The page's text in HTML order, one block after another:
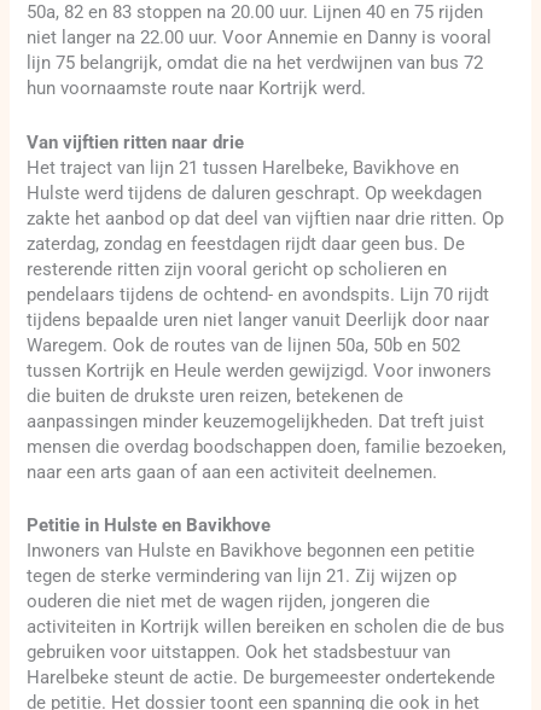
50a, 82 en 83 stoppen na 20.00 uur. Lijnen 40 en 75 rijden
niet langer na 22.00 uur. Voor Annemie en Danny is vooral
lijn 75 belangrijk, omdat die na het verdwijnen van bus 72
hun voornaamste route naar Kortrijk werd.
Van vijftien ritten naar drie
Het traject van lijn 21 tussen Harelbeke, Bavikhove en
Hulste werd tijdens de daluren geschrapt. Op weekdagen
zakte het aanbod op dat deel van vijftien naar drie ritten. Op
zaterdag, zondag en feestdagen rijdt daar geen bus. De
resterende ritten zijn vooral gericht op scholieren en
pendelaars tijdens de ochtend- en avondspits. Lijn 70 rijdt
tijdens bepaalde uren niet langer vanuit Deerlijk door naar
Waregem. Ook de routes van de lijnen 50a, 50b en 502
tussen Kortrijk en Heule werden gewijzigd. Voor inwoners
die buiten de drukste uren reizen, betekenen de
aanpassingen minder keuzemogelijkheden. Dat treft juist
mensen die overdag boodschappen doen, familie bezoeken,
naar een arts gaan of aan een activiteit deelnemen.
Petitie in Hulste en Bavikhove
Inwoners van Hulste en Bavikhove begonnen een petitie
tegen de sterke vermindering van lijn 21. Zij wijzen op
ouderen die niet met de wagen rijden, jongeren die
activiteiten in Kortrijk willen bereiken en scholen die de bus
gebruiken voor uitstappen. Ook het stadsbestuur van
Harelbeke steunt de actie. De burgemeester ondertekende
de petitie. Het dossier toont een spanning die ook in het